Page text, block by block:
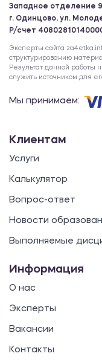
Западное отделение
г. Одинцово, ул.
Р/счет
Эксперты сайта
структурированию
Результат данной работы
служить источником для
Мы принимаем:
Клиентам
Услуги
Калькулятор
Вопрос-ответ
Новости
Выполняемые
Информация
О нас
Эксперты
Вакансии
Контакты